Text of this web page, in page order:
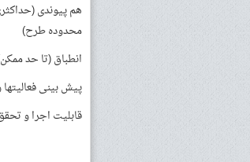
هم­ پیوندی
محدوده طرح)
انطباق (تا حد
پیش­ بینی
قابلیت اجرا و